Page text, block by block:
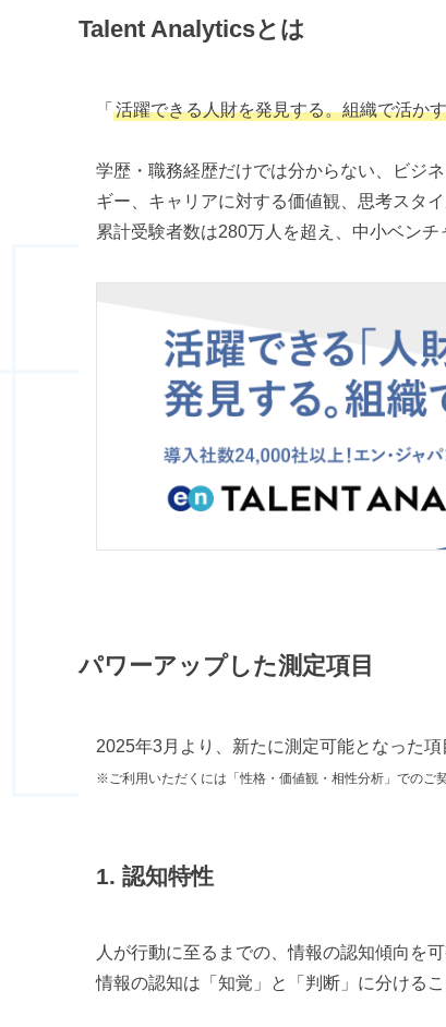
Talent Analyticsとは
「 活躍できる人財を発見する。組織で活か
学歴・職務経歴だけでは分からない、ビジ
ギー、キャリアに対する価値観、思考スタ
累計受験者数は280万人を超え、中小ベン
パワーアップした測定項目
2025年3月より、新たに測定可能となった項
※ご利用いただくには「性格・価値観・相性分析」でのご
1. 認知特性
人が行動に至るまでの、情報の認知傾向を可
情報の認知は「知覚」と「判断」に分けるこ